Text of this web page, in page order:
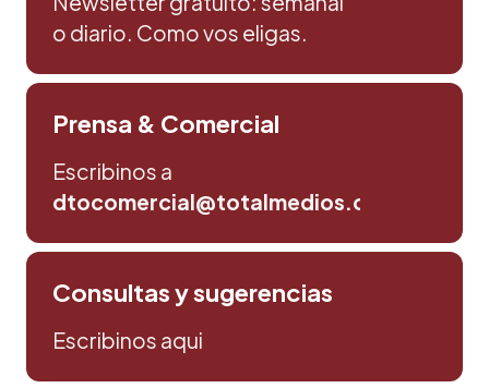
o diario. Como vos eligas.
Prensa & Comercial
Escribinos a
dtocomercial@totalmedios.com
Consultas y sugerencias
Escribinos aqui